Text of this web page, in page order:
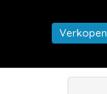
Verkopen